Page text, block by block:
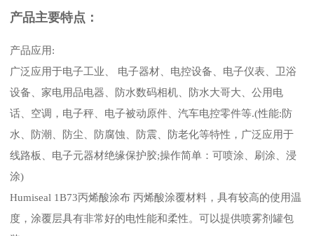
产品主要特点：
产品应用:
广泛应用于电子工业、 电子器材、电控设备、电子仪表、卫浴
设备、家电用品电器、防水数码相机、防水大哥大、公用电
话、空调，电子秤、电子被动原件、汽车电控零件等.(性能:防
水、防潮、防尘、防腐蚀、防震、防老化等特性，广泛应用于
线路板、电子元器材绝缘保护胶;操作简单：可喷涂、刷涂、浸
涂)
Humiseal 1B73丙烯酸涂布 丙烯酸涂覆材料，具有较高的使用温
度，涂覆层具有非常好的电性能和柔性。可以提供喷雾剂罐包